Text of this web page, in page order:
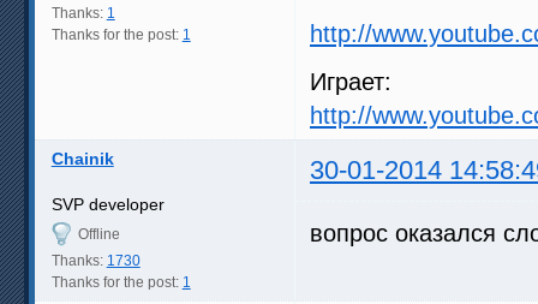
Thanks: 1
Thanks for the post: 1
http://
Играет:
http://
Chainik 30-01-2014
SVP developer
Offline
Thanks: 1730
Thanks for the post: 1
вопрос оказался